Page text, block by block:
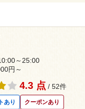
～25:00
円～
4.3 点 / 52件
あり クーポンあり